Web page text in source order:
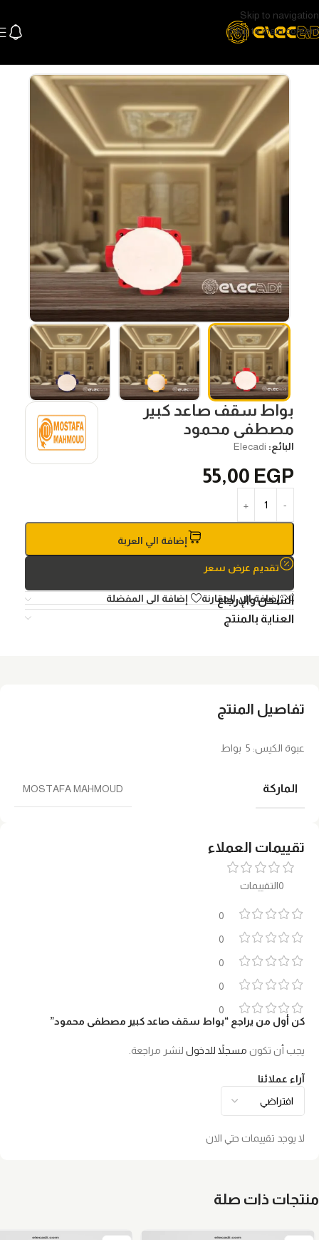
Skip to navigation
Skip to main content
بواط سقف صاعد كبير
مصطفى محمود
البائع: Elecadi
55,00 EGP
إضافة الي العربة
تقديم عرض سعر
إضافة الي المقارنة إضافة الى المفضلة
الشحن والإرجاع
العناية بالمنتج
تقييمات العملاء
0التقييمات
0
0
0
0
0
آراء عملائنا
لا يوجد تقييمات حتي الان
كن أول من يراجع “بواط سقف صاعد كبير مصطفى محمود”
يجب أن تكون مسجلاً للدخول لنشر مراجعة.
تفاصيل المنتج
عبوة الكيس: 5 بواط
الماركة MOSTAFA MAHMOUD
منتجات ذات صلة